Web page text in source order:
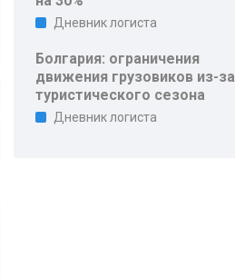
Дневник логиста
Болгария: ограничения
движения грузовиков из-за
туристического сезона
Дневник логиста